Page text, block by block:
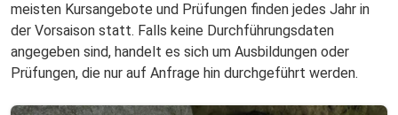
meisten Kursangebote und Prüfungen finden jedes Jahr in
der Vorsaison statt. Falls keine Durchführungsdaten
angegeben sind, handelt es sich um Ausbildungen oder
Prüfungen, die nur auf Anfrage hin durchgeführt werden.